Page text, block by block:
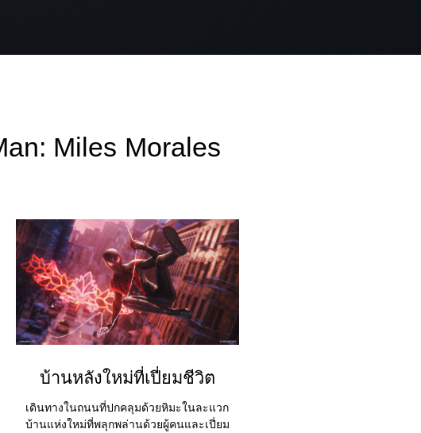
Miles Morales
บ้านหลังใหม่ที่เปี่ยมชีวิต
เดินทางในถนนที่ปกคลุมด้วยหิมะในละแวก
บ้านแห่งใหม่ที่พลุกพล่านด้วยผู้คนและเปี่ยม